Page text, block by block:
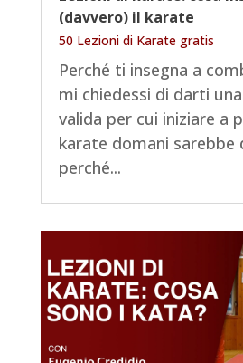
(davvero) il karate
50 Lezioni di Karate gratis
Perché ti insegna a
mi chiedessi di darti
valida per cui iniziare a
karate domani sarebbe
perché...